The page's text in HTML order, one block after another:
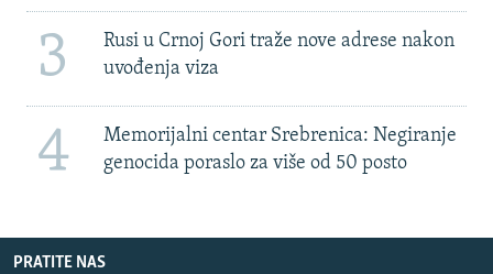
3
Rusi u Crnoj Gori traže nove adrese nakon
uvođenja viza
4
Memorijalni centar Srebrenica: Negiranje
genocida poraslo za više od 50 posto
PRATITE NAS